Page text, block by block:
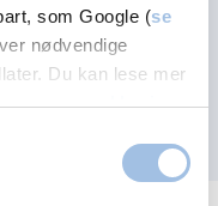
som Google (se
nødvendige
Du kan lese mer
.